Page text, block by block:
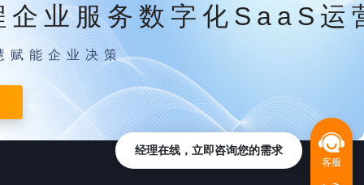
企业服务数字化SaaS运
赋能企业决策
客服
经理在线，立即咨询您的需求